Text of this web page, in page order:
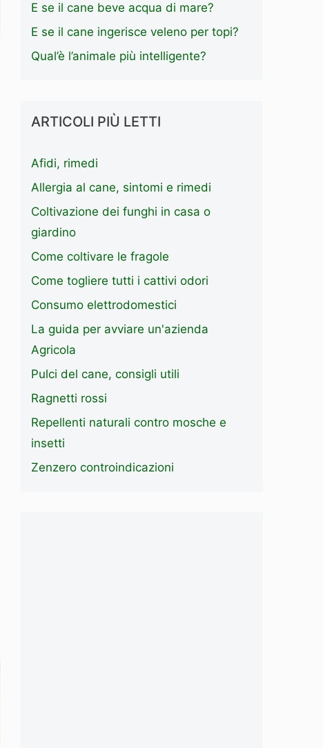
E se il cane beve acqua di mare?
E se il cane ingerisce veleno per topi?
Qual’è l’animale più intelligente?
ARTICOLI PIÙ LETTI
Afidi, rimedi
Allergia al cane, sintomi e rimedi
Coltivazione dei funghi in casa o
giardino
Come coltivare le fragole
Come togliere tutti i cattivi odori
Consumo elettrodomestici
La guida per avviare un'azienda
Agricola
Pulci del cane, consigli utili
Ragnetti rossi
Repellenti naturali contro mosche e
insetti
Zenzero controindicazioni